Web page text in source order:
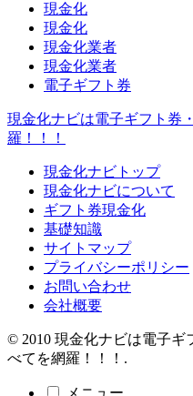
現金化
現金化
現金化業者
現金化業者
電子ギフト券
現金化ナビは電子ギフト券
羅！！！
現金化ナビトップ
現金化ナビについて
ギフト券現金化
基礎知識
サイトマップ
プライバシーポリシー
お問い合わせ
会社概要
© 2010 現金化ナビは電子ギ
べてを網羅！！！.